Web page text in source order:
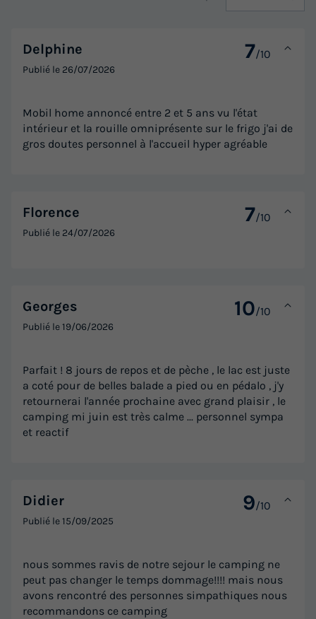
Delphine 7/10
Publié le 26/07/2026
Mobil home annoncé entre 2 et 5 ans vu l'état
intérieur et la rouille omniprésente sur le frigo j'ai de
gros doutes personnel à l'accueil hyper agréable
Florence 7/10
Publié le 24/07/2026
Georges 10/10
Publié le19/06/2026
Parfait ! 8 jours de repos et de pèche , le lac est juste
a coté pour de belles balade a pied ou en pédalo , j'y
retournerai l'année prochaine avec grand plaisir , le
camping mi juin est très calme ... personnel sympa
et reactif
Didier 9/10
Publié le15/09/2025
nous sommes ravis de notre sejour le camping ne
peut pas changer le temps dommage!!!! mais nous
avons rencontré des personnes simpathiques nous
recommandons ce camping